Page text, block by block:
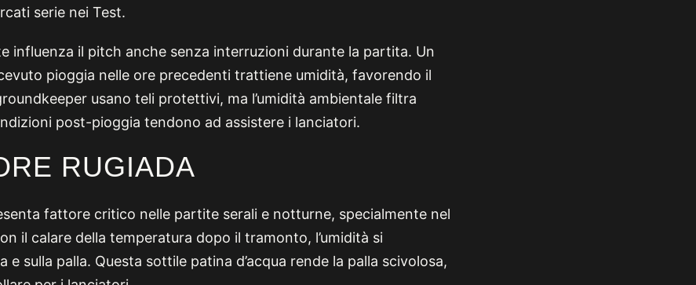
serie nei Test.
influenza il pitch anche senza interruzioni durante la partita. Un
pioggia nelle ore precedenti trattiene umidità, favorendo il
usano teli protettivi, ma l’umidità ambientale filtra
post-pioggia tendono ad assistere i lanciatori.
RUGIADA
fattore critico nelle partite serali e notturne, specialmente nel
il calare della temperatura dopo il tramonto, l’umidità si
e sulla palla. Questa sottile patina d’acqua rende la palla scivolosa,